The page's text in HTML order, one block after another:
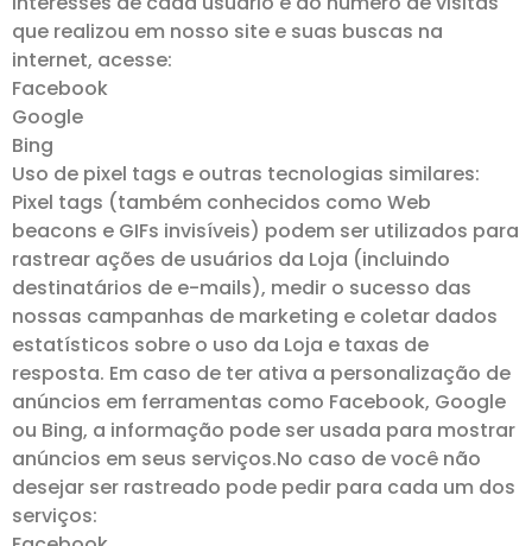
que realizou em nosso site e suas buscas na
internet, acesse:
Facebook
Google
Bing
Uso de pixel tags e outras tecnologias similares:
Pixel tags (também conhecidos como Web
beacons e GIFs invisíveis) podem ser utilizados para
rastrear ações de usuários da Loja (incluindo
destinatários de e-mails), medir o sucesso das
nossas campanhas de marketing e coletar dados
estatísticos sobre o uso da Loja e taxas de
resposta. Em caso de ter ativa a personalização de
anúncios em ferramentas como Facebook, Google
ou Bing, a informação pode ser usada para mostrar
anúncios em seus serviços.No caso de você não
desejar ser rastreado pode pedir para cada um dos
serviços: